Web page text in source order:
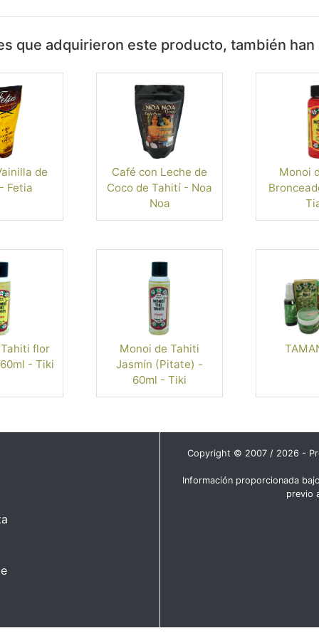
que adquirieron este producto, también
de
Fetia
Café con Leche de
Coco de Tahití - Noa
Noa
Monoi
flor
- Tiki
Monoi de Tahiti
Jasmín (Pitate) -
60ml - Tiki
Copyright © 2007 / 2026 -
Información proporcionada
previo